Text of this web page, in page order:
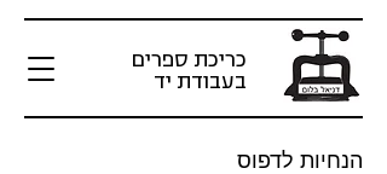
כריכת ספרים
בעבודת יד
הנחיות לדפוס